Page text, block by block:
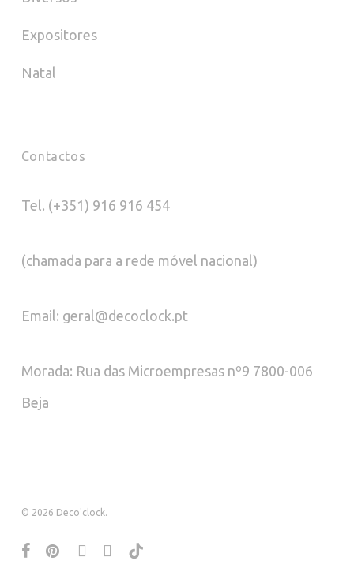
Expositores
Natal
Contactos
Tel. (+351) 916 916 454
(chamada para a rede móvel nacional)
Email: geral@decoclock.pt
Morada: Rua das Microempresas nº9 7800-006
Beja
© 2026 Deco'clock.
facebookpinterestinstagramwhatsapp
tiktok